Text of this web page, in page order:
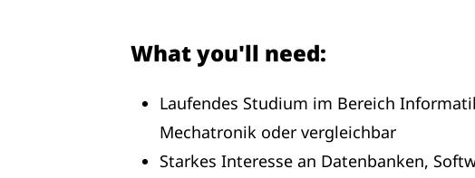
What you'll need:
Laufendes Studium im Bereich
Mechatronik oder vergleichbar
Starkes Interesse an Datenbanken,